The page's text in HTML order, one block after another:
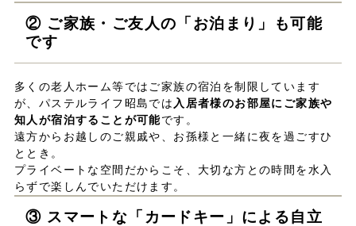
② ご家族・ご友人の「お泊まり」も可能
です
多くの老人ホーム等ではご家族の宿泊を制限しています
が、パステルライフ昭島では 入居者様のお部屋にご家族や
知人が宿泊することが可能です。
遠方からお越しのご親戚や、お孫様と一緒に夜を過ごすひ
ととき。
プライベートな空間だからこそ、大切な方との時間を水入
らずで楽しんでいただけます。
③ スマートな「カードキー」による自立